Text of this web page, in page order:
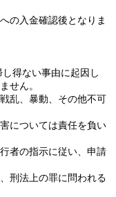
の入金確認後となりま
得ない事由に起因し
せん。
乱、暴動、その他不可
については責任を負い
者の指示に従い、申請
刑法上の罪に問われる